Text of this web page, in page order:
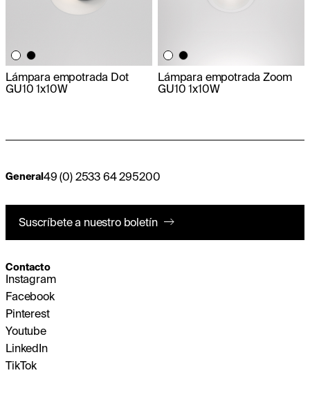
Lámpara empotrada Dot
GU10 1x10W
Lámpara empotrada Zoom
GU10 1x10W
General 49 (0) 2533 64 295200
Suscríbete a nuestro boletín
Contacto
Instagram
Facebook
Pinterest
Youtube
LinkedIn
TikTok